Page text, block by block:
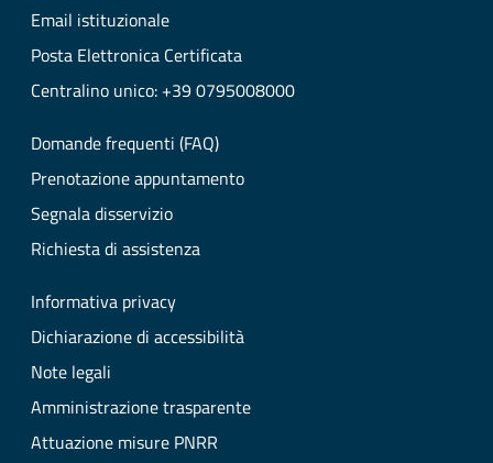
Email istituzionale
Posta Elettronica Certificata
Centralino unico: +39 0795008000
Domande frequenti (FAQ)
Prenotazione appuntamento
Segnala disservizio
Richiesta di assistenza
Informativa privacy
Dichiarazione di accessibilità
Note legali
Amministrazione trasparente
Attuazione misure PNRR